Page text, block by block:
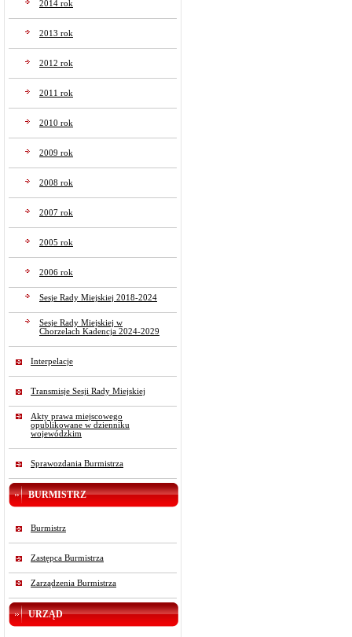
2014 rok
2013 rok
2012 rok
2011 rok
2010 rok
2009 rok
2008 rok
2007 rok
2005 rok
2006 rok
Sesje Rady Miejskiej 2018-2024
Sesje Rady Miejskiej w
Chorzelach Kadencja 2024-2029
Interpelacje
Transmisje Sesji Rady Miejskiej
Akty prawa miejscowego
opublikowane w dzienniku
wojewódzkim
Sprawozdania Burmistrza
BURMISTRZ
Burmistrz
Zastępca Burmistrza
Zarządzenia Burmistrza
URZĄD